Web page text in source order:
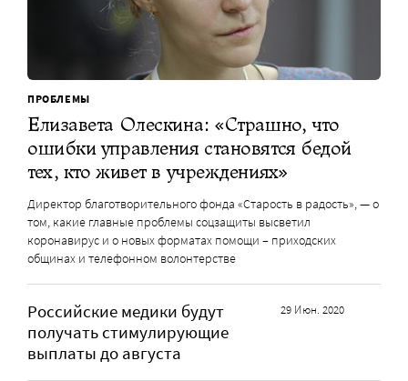
ПРОБЛЕМЫ
Елизавета Олескина: «Страшно, что
ошибки управления становятся бедой
тех, кто живет в учреждениях»
Директор благотворительного фонда «Старость в радость», — о
том, какие главные проблемы соцзащиты высветил
коронавирус и о новых форматах помощи – приходских
общинах и телефонном волонтерстве
Российские медики будут
получать стимулирующие
выплаты до августа
29 Июн. 2020